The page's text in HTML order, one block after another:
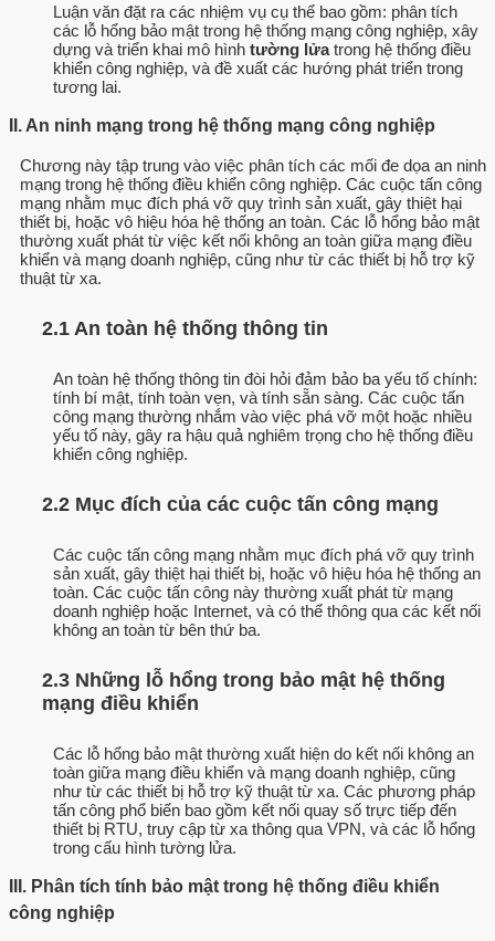
Luận văn đặt ra các nhiệm vụ cụ thể bao gồm: phân tích
các lỗ hổng bảo mật trong hệ thống mạng công nghiệp, xây
dựng và triển khai mô hình tường lửatrong hệ thống điều
khiển công nghiệp, và đề xuất các hướng phát triển trong
tương lai.
II. An ninh mạng trong hệ thống mạng công nghiệp
Chương này tập trung vào việc phân tích các mối đe dọa an ninh
mạng trong hệ thống điều khiển công nghiệp. Các cuộc tấn công
mạng nhằm mục đích phá vỡ quy trình sản xuất, gây thiệt hại
thiết bị, hoặc vô hiệu hóa hệ thống an toàn. Các lỗ hổng bảo mật
thường xuất phát từ việc kết nối không an toàn giữa mạng điều
khiển và mạng doanh nghiệp, cũng như từ các thiết bị hỗ trợ kỹ
thuật từ xa.
2.1 An toàn hệ thống thông tin
An toàn hệ thống thông tin đòi hỏi đảm bảo ba yếu tố chính:
tính bí mật, tính toàn vẹn, và tính sẵn sàng. Các cuộc tấn
công mạng thường nhắm vào việc phá vỡ một hoặc nhiều
yếu tố này, gây ra hậu quả nghiêm trọng cho hệ thống điều
khiển công nghiệp.
2.2 Mục đích của các cuộc tấn công mạng
Các cuộc tấn công mạng nhằm mục đích phá vỡ quy trình
sản xuất, gây thiệt hại thiết bị, hoặc vô hiệu hóa hệ thống an
toàn. Các cuộc tấn công này thường xuất phát từ mạng
doanh nghiệp hoặc Internet, và có thể thông qua các kết nối
không an toàn từ bên thứ ba.
2.3 Những lỗ hổng trong bảo mật hệ thống
mạng điều khiển
Các lỗ hổng bảo mật thường xuất hiện do kết nối không an
toàn giữa mạng điều khiển và mạng doanh nghiệp, cũng
như từ các thiết bị hỗ trợ kỹ thuật từ xa. Các phương pháp
tấn công phổ biến bao gồm kết nối quay số trực tiếp đến
thiết bị RTU, truy cập từ xa thông qua VPN, và các lỗ hổng
trong cấu hình tường lửa.
III. Phân tích tính bảo mật trong hệ thống điều khiển
công nghiệp